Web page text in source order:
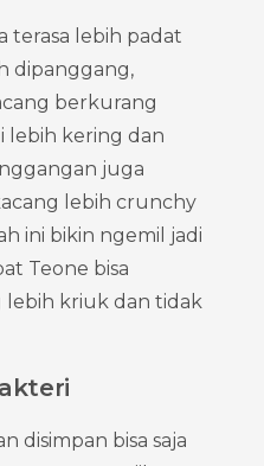
terasa lebih padat
dipanggang,
berkurang
lebih kering dan
juga
lebih crunchy
ini bikin ngemil jadi
Teone bisa
lebih kriuk dan tidak
disimpan bisa saja